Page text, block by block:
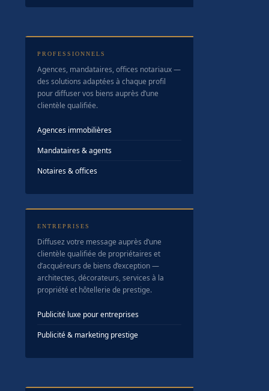
PROFESSIONNELS
Agences, mandataires, offices notariaux —
des solutions adaptées à chaque profil
pour diffuser vos biens auprès d’une
clientèle qualifiée.
Agences immobilières
Mandataires & agents
Notaires & offices
ENTREPRISES
Diffusez votre message auprès d’une
clientèle qualifiée de propriétaires et
d’acquéreurs de biens d’exception —
architectes, décorateurs, services à la
propriété et hôtellerie de prestige.
Publicité luxe pour entreprises
Publicité & marketing prestige